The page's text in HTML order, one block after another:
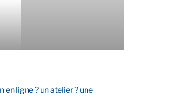
en ligne ? un atelier ? une